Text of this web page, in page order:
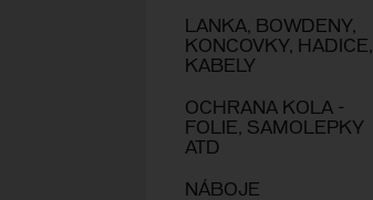
LANKA, BOWDENY,
KONCOVKY, HADICE,
KABELY
OCHRANA KOLA -
FOLIE, SAMOLEPKY
ATD
NÁBOJE